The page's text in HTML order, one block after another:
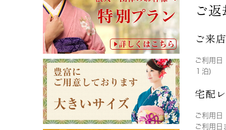
ご
ご来
ご利用日
１泊)
宅配
ご利用日
ご利用日